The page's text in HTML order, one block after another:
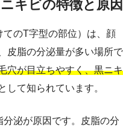
キビの特徴と原因
のT字型の部位）は、顔
皮脂の分泌量が多い場所で
穴が目立ちやすく、黒ニキ
して知られています。
泌が原因です。皮脂の分